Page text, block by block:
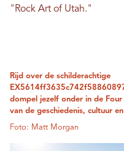
"Rock Art of Utah."
Rijd over de schilderachtige
dompel jezelf onder in de
van de geschiedenis, cultuur
Foto: Matt Morgan